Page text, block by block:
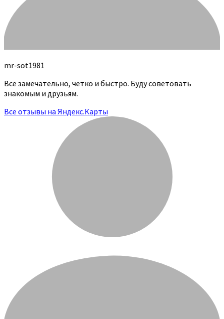
mr-sot1981
Все замечательно, четко и быстро. Буду советовать
знакомым и друзьям.
Все отзывы на Яндекс.Карты